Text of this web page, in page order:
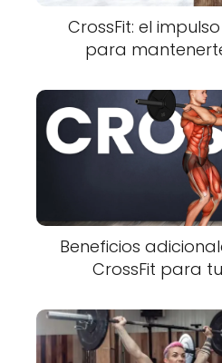
CrossFit: el
para
Beneficios
CrossFit para